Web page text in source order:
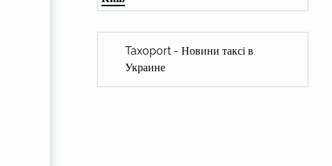
Taxoport - Новини таксі в
Украине